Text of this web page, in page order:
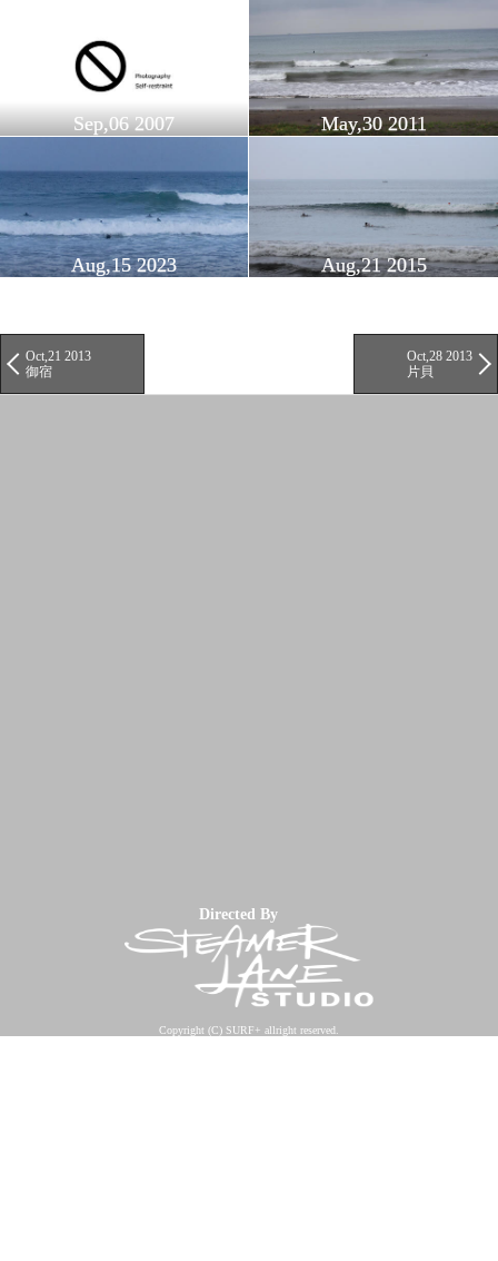
Sep,06 2007 May,30 2011
Aug,15 2023 Aug,21 2015
Oct,21 2013
御宿
Oct,28 2013
片貝
Directed By
Copyright (C) SURF+ allright reserved.